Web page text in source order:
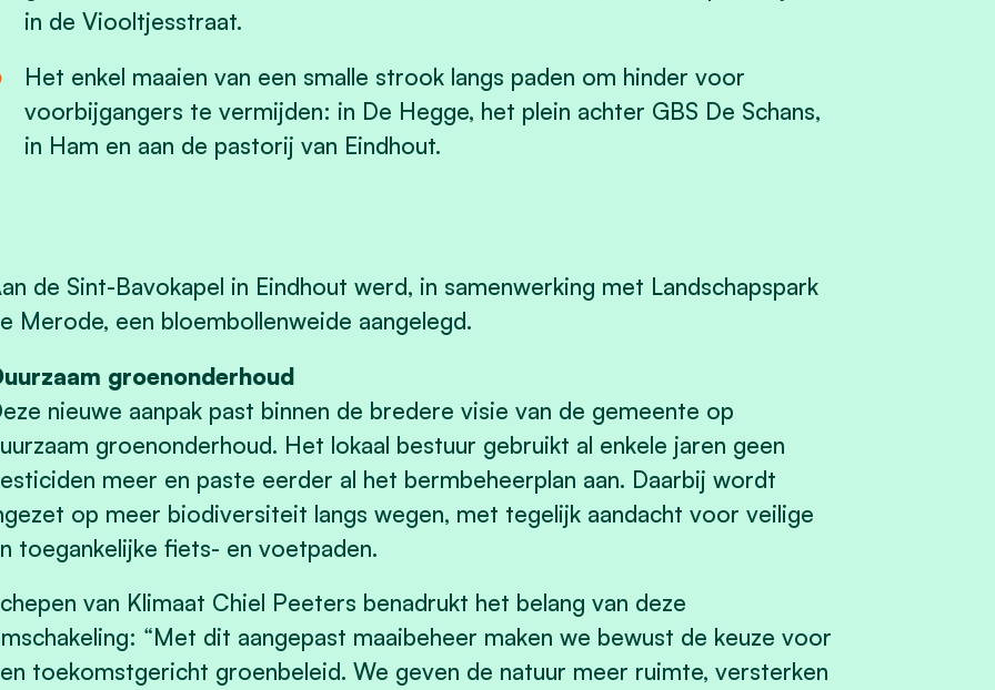
in de Viooltjesstraat.
Het enkel maaien van een smalle strook langs paden om hinder voor
voorbijgangers te vermijden: in De Hegge, het plein achter GBS De Schans,
in Ham en aan de pastorij van Eindhout.
de Sint-Bavokapel in Eindhout werd, in samenwerking met Landschapspark
Merode, een bloembollenweide aangelegd.
groenonderhoud
nieuwe aanpak past binnen de bredere visie van de gemeente op
groenonderhoud. Het lokaal bestuur gebruikt al enkele jaren geen
meer en paste eerder al het bermbeheerplan aan. Daarbij wordt
op meer biodiversiteit langs wegen, met tegelijk aandacht voor veilige
toegankelijke fiets- en voetpaden.
van Klimaat Chiel Peeters benadrukt het belang van deze
“Met dit aangepast maaibeheer maken we bewust de keuze voor
toekomstgericht groenbeleid. We geven de natuur meer ruimte, versterken